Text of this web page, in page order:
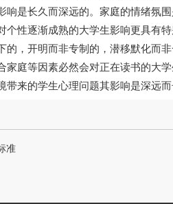
响是长久而深远的。家庭的情绪氛
个性逐渐成熟的大学生影响更具有
的，开明而非专制的，潜移默化而
家庭等因素必然会对正在读书的大
来的学生心理问题其影响是深远而
准